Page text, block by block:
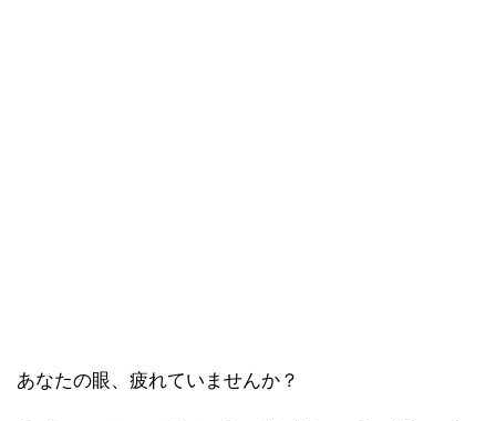
あなたの眼、疲れていませんか？